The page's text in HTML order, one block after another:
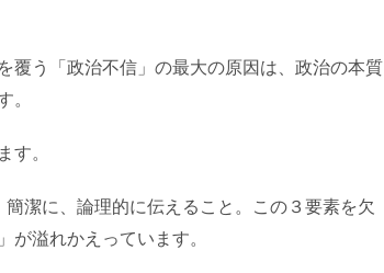
覆う「政治不信」の最大の原因は、政治の本質
。
す。
潔に、論理的に伝えること。この３要素を欠
が溢れかえっています。